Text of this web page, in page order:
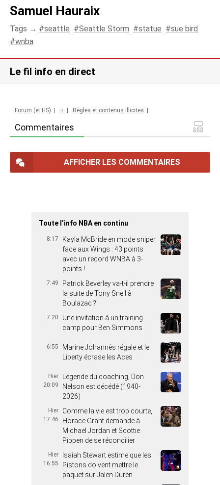
Samuel Hauraix
Tags → seattle Seattle Storm statue
sue bird
wnba
Le fil info en direct
Commentaires
Forum (et HS) + Règles et contenus illicites
AFFICHER LES COMMENTAIRES
Toute l’info NBA en continu
8:17
Kayla McBride en mode sniper
face aux Wings : 43 points
avec un record WNBA à 3-
points !
7:49
Patrick Beverley va-t-il prendre
la suite de Tony Snell à
Boulazac ?
7:20
Une invitation à un training
camp pour Ben Simmons
6:55
Marine Johannès régale et le
Liberty écrase les Aces
Hier
20:09
Légende du coaching, Don
Nelson est décédé (1940-
2026)
Hier
17:46
Comme la vie est trop courte,
Horace Grant demande à
Michael Jordan et Scottie
Pippen de se réconcilier
Hier
16:55
Isaiah Stewart estime que les
Pistons doivent mettre le
paquet sur Jalen Duren